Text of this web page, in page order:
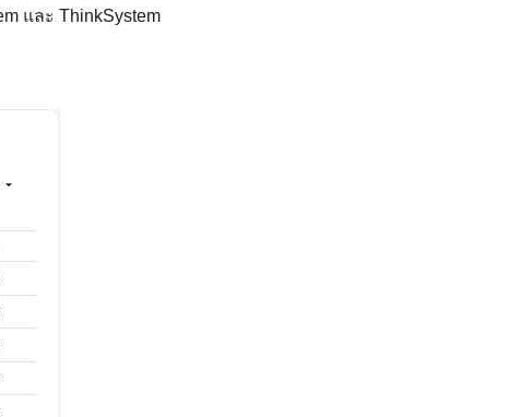
และ ThinkSystem